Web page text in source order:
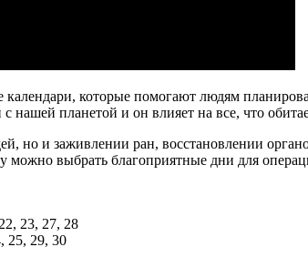
календари, которые помогают людям
нашей планетой и он влияет на все, что
но и заживлении ран, восстановлении
выбрать благоприятные дни для
23, 27, 28
25, 29, 30